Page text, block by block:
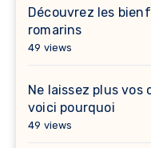
Découvrez les
romarins
49 views
Ne laissez plus vos
voici pourquoi
49 views